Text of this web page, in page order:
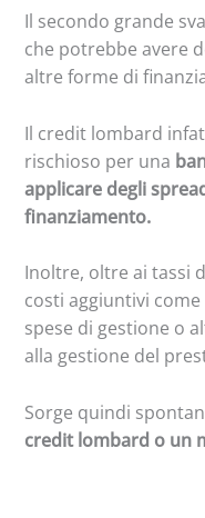
Il secondo grande
che potrebbe avere
altre forme di
Il credit lombard
rischioso per una
applicare degli
finanziamento.
Inoltre, oltre ai tassi
costi aggiuntivi
spese di gestione o
alla gestione del
Sorge quindi
credit lombard o un